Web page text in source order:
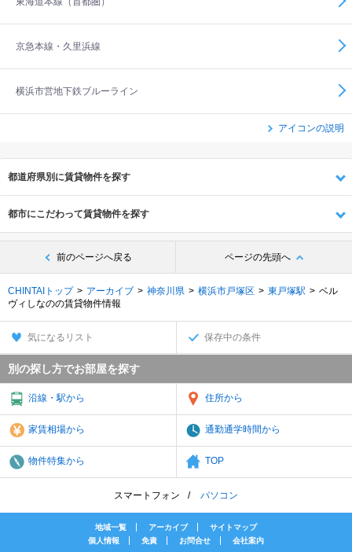
京急本線・久里浜線
横浜市営地下鉄ブルーライン
アイコンの説明
都道府県別に賃貸物件を探す
都市にこだわって賃貸物件を探す
前のページへ戻る ページの先頭へ
CHINTAIトップ アーカイブ 神奈川県 横浜市戸塚区 東戸塚駅
ベル
ヴィしなのの賃貸物件情報
気になるリスト 保存中の条件
別の探し方でお部屋を探す
沿線・駅から 住所から
家賃相場から 通勤通学時間から
物件特集から TOP
スマートフォン パソコン
地域一覧 アーカイブ
サイトマップ
個人情報
免責 お問合せ 会社案内